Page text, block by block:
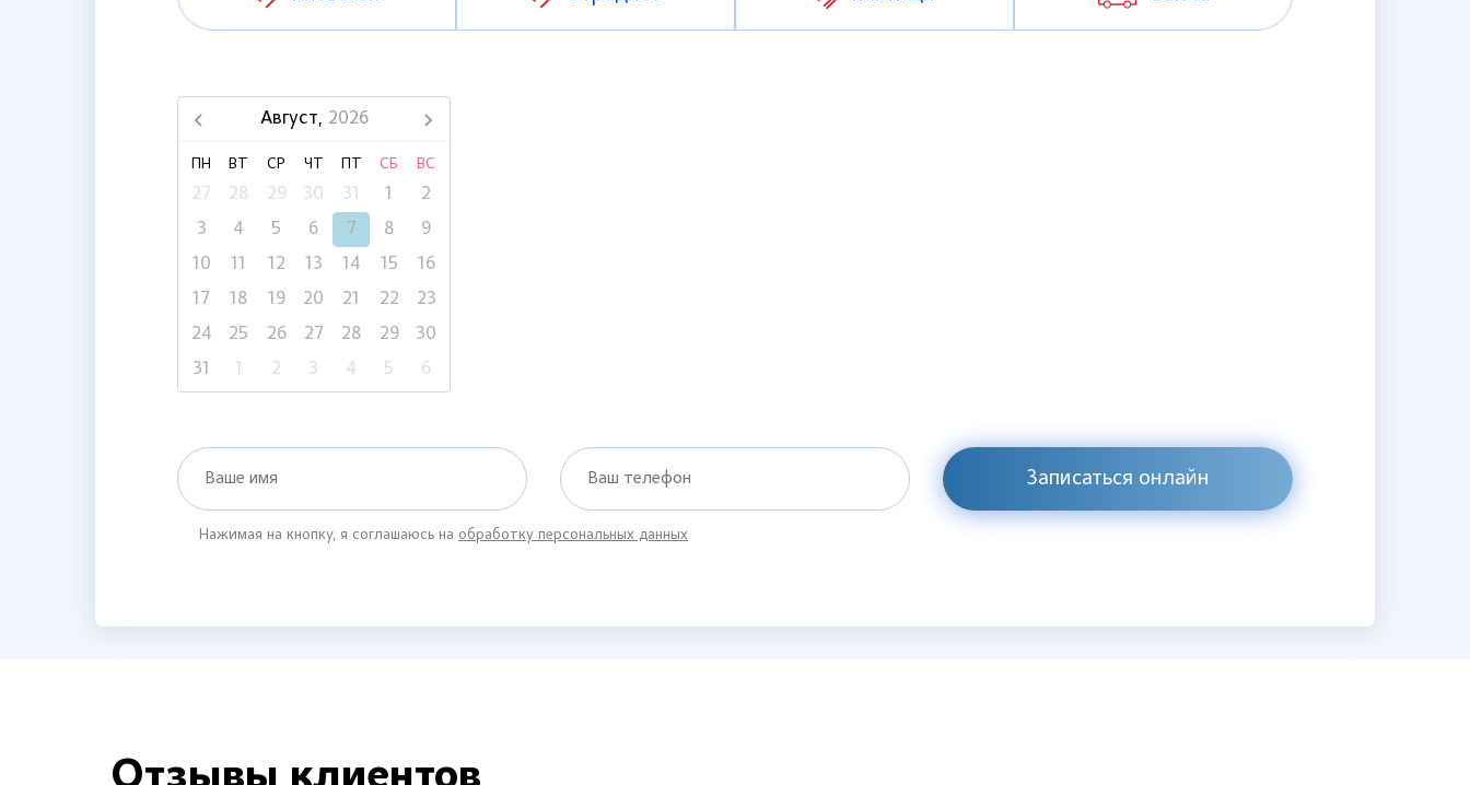
Август, 2026
ПН ВТ СР ЧТ ПТ СБ ВС
27 28 29 30 31 1
2
3
4 5 6 7 8
9
10
11 12 13 14 15
16
17
18 19 20 21 22
23
24
25 26 27 28 29
30
31
1 2 3 4 5 6
Ваше имя Ваш телефон Записаться онлайн
Нажимая на кнопку, я соглашаюсь на обработку персональных данных